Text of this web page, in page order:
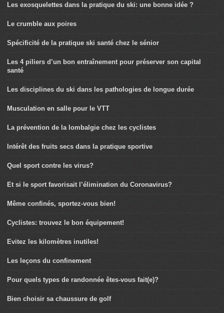
Les exosquelettes dans la pratique du ski: une bonne idée ?
Le crumble aux poires
Spécificité de la pratique ski santé chez le sénior
Les 4 piliers d’un bon entraînement pour préserver son capital
santé
Les disciplines du ski dans les pathologies de longue durée
Musculation en salle pour le VTT
La prévention de la lombalgie chez les cyclistes
Intérêt des fruits secs dans la pratique sportive
Quel sport contre les virus?
Et si le sport favorisait l’élimination du Coronavirus?
Même confinés, sportez-vous bien!
Cyclistes: trouvez le bon équipement!
Evitez les kilomètres inutiles!
Les leçons du confinement
Pour quels types de randonnée êtes-vous fait(e)?
Bien choisir sa chaussure de golf